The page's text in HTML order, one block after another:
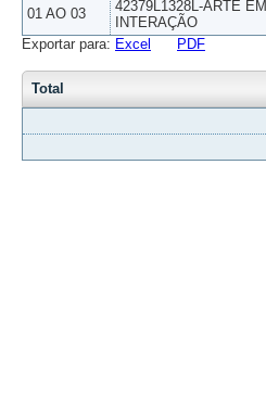
01 AO 03
42379L1328L-ARTE EM
INTERAÇÃO
Exportar para: Excel PDF
Total